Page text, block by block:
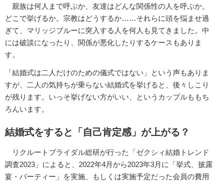
親族は何人まで呼ぶか、友達はどんな関係性の人を呼ぶか。
どこで挙げるか。宗教はどうするか……それらに頭を悩ませ過
ぎて、マリッジブルーに突入する人を何人も見てきました。中
には破談になったり、関係が悪化したりするケースもありま
す。
「結婚式は二人だけのための儀式ではない」という声もありま
すが、二人の気持ちが乗らない結婚式を挙げると、後々しこり
が残ります。いっそ挙げない方がいい、というカップルももち
ろんいます。
結婚式をすると「自己肯定感」が上がる？
リクルートブライダル総研が行った「ゼクシィ結婚トレンド
調査2023」によると、2022年4月から2023年3月に「挙式、披露
宴・パーティー」を実施、もしくは実施予定だった会員の費用